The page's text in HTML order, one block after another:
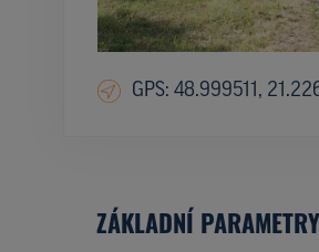
GPS: 48.999511,
ZÁKLADNÍ PARAMETRY